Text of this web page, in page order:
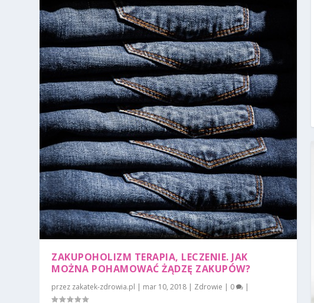
ZAKUPOHOLIZM TERAPIA, LECZENIE. JAK
MOŻNA POHAMOWAĆ ŻĄDZĘ ZAKUPÓW?
przez zakatek-zdrowia.pl | mar 10, 2018 | Zdrowie | 0 |